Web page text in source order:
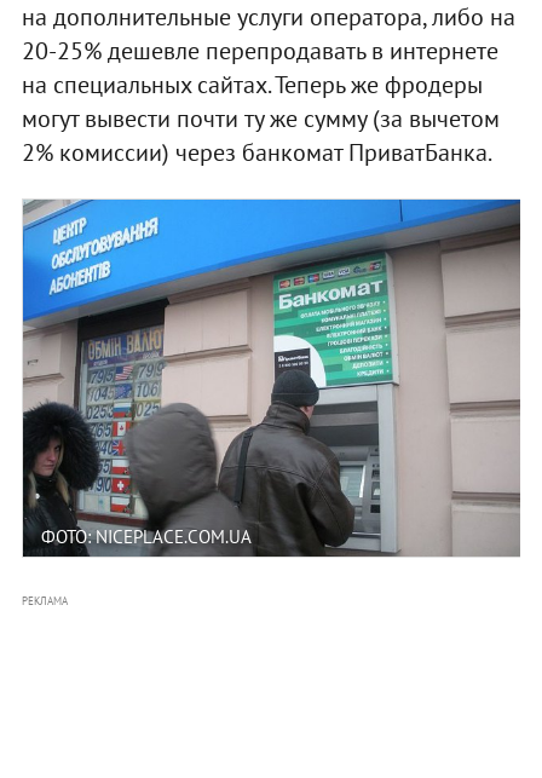
на дополнительные услуги оператора, либо на
20-25% дешевле перепродавать в интернете
на специальных сайтах. Теперь же фродеры
могут вывести почти ту же сумму (за вычетом
2% комиссии) через банкомат ПриватБанка.
ФОТО: NICEPLACE.COM.UA
РЕКЛАМА